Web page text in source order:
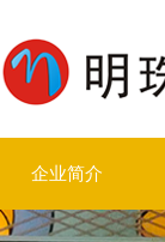
企业简介